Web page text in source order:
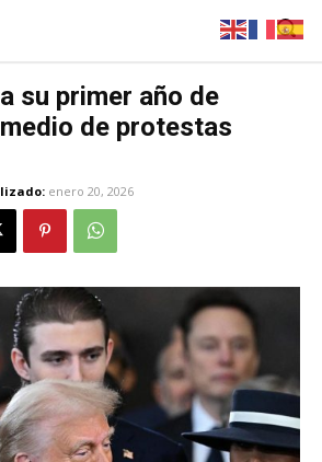
su primer año de
de protestas
enero 20, 2026